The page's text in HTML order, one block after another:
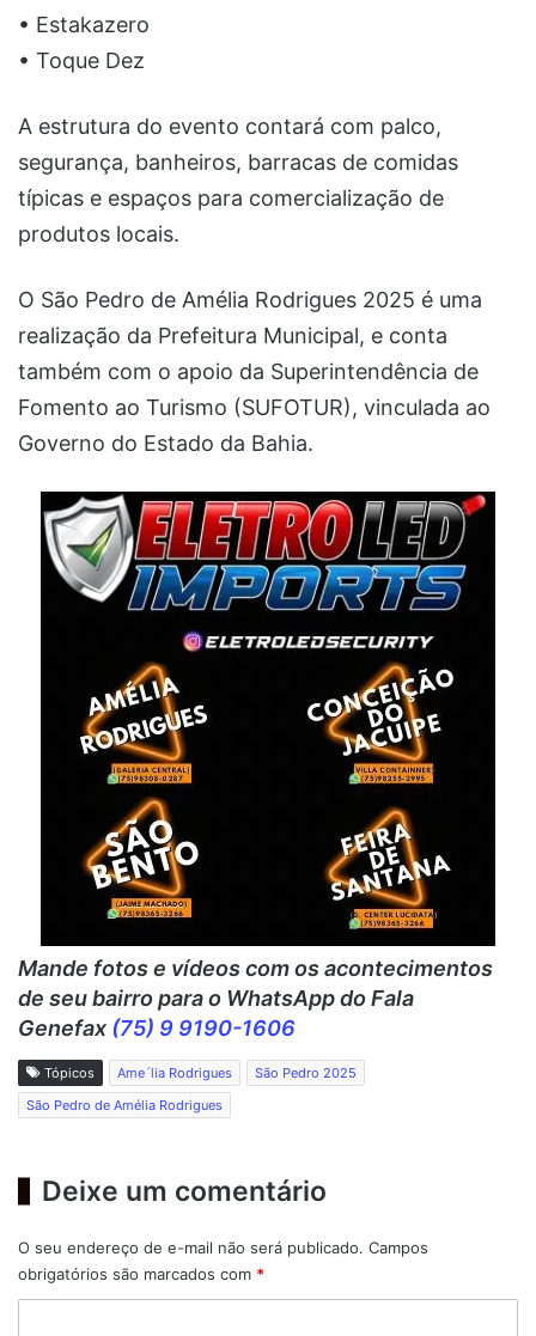
• Estakazero
• Toque Dez
A estrutura do evento contará com palco,
segurança, banheiros, barracas de comidas
típicas e espaços para comercialização de
produtos locais.
O São Pedro de Amélia Rodrigues 2025 é uma
realização da Prefeitura Municipal, e conta
também com o apoio da Superintendência de
Fomento ao Turismo (SUFOTUR), vinculada ao
Governo do Estado da Bahia.
Mande fotos e vídeos com os acontecimentos
de seu bairro para o WhatsApp do Fala
Genefax (75) 9 9190-1606
Tópicos Ame´lia Rodrigues
São Pedro 2025
São Pedro de Amélia Rodrigues
Deixe um comentário
O seu endereço de e-mail não será publicado. Campos
obrigatórios são marcados com *